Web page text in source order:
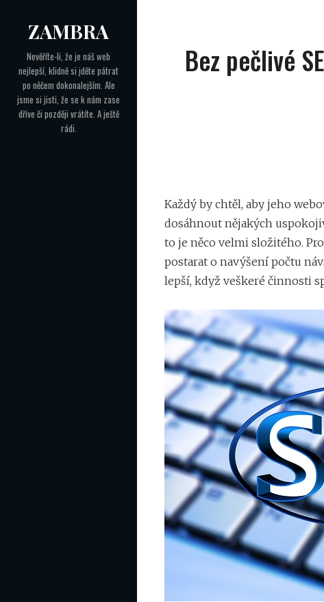
ZAMBRA
Nevěříte-li, že je náš web
nejlepší, klidně si jděte pátrat
po něčem dokonalejším. Ale
jsme si jisti, že se k nám zase
dříve či později vrátíte. A ještě
rádi.
Bez pečlivé
Každý by chtěl, aby jeho
dosáhnout nějakých
to je něco velmi složitého.
postarat o navýšení počtu
lepší, když veškeré činnosti
Navigace
pro